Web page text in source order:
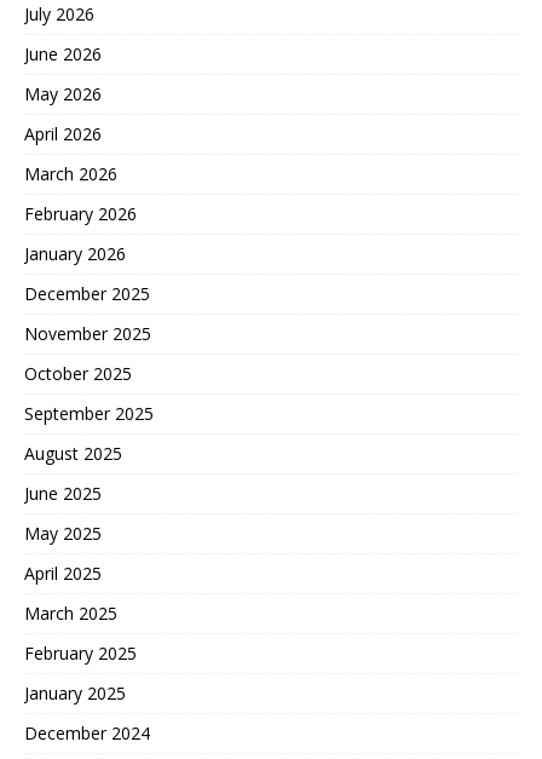
July 2026
June 2026
May 2026
April 2026
March 2026
February 2026
January 2026
December 2025
November 2025
October 2025
September 2025
August 2025
June 2025
May 2025
April 2025
March 2025
February 2025
January 2025
December 2024